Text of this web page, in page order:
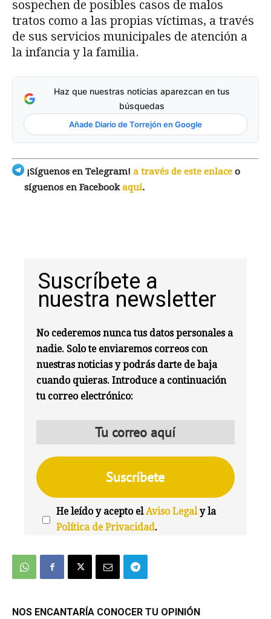
sospechen de posibles casos de malos
tratos como a las propias víctimas, a través
de sus servicios municipales de atención a
la infancia y la familia.
Haz que nuestras noticias aparezcan en tus
búsquedas
Añade Diario de Torrejón en Google
¡Síguenos en Telegram! a través de este enlace o
síguenos en Facebookaquí.
Suscríbete a
nuestra newsletter
No cederemos nunca tus datos personales a
nadie. Solo te enviaremos correos con
nuestras noticias y podrás darte de baja
cuando quieras. Introduce a continuación
tu correo electrónico:
He leído y acepto elAviso Legaly la
Política de Privacidad.
NOS ENCANTARÍA CONOCER TU OPINIÓN